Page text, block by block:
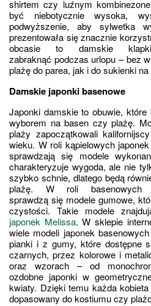
shirtem czy luźnym
być niebotycznie wysoka,
podwyższenie, aby sylwetka
prezentowała się znacznie
obcasie to damskie
zabraknąć podczas urlopu – bez
plażę do parea, jak i do sukienki
Damskie japonki basenowe
Japonki damskie to obuwie, które
wyborem na basen czy plażę.
plaży zapoczątkowali
wieku. W roli kąpielowych
sprawdzają się modele
charakteryzuje wygoda, ale nie
szybko schnie, dlatego będą
plażę. W roli basenowych
sprawdzą się modele gumowe,
czystości. Takie modele
japonek Melissa. W sklepie
wiele modeli japonek
pianki i z gumy, które dostępne
czarnych, przez kolorowe i
oraz wzorach – od
ozdobne japonki w
kwiaty. Dzięki temu każda
dopasowany do kostiumu czy